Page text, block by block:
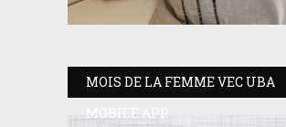
MOIS DE LA FEMME VEC UBA
MOBILE APP